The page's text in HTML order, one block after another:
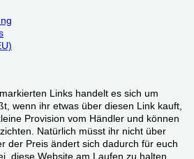
Links handelt es sich um
wenn ihr etwas über diesen Link kauft,
Provision vom Händler und können
Natürlich müsst ihr nicht über
der Preis ändert sich dadurch für euch
diese Website am Laufen zu halten.